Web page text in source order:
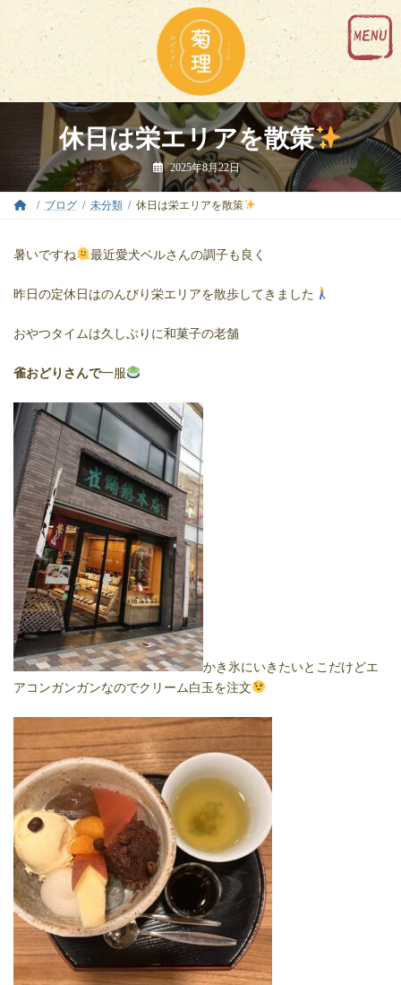
ツ
へ
ス
シ
ョ
ン
休日は栄エリアを散策
2025年8月22日
ブログ 未分類 休日は栄エリアを散策
暑いですね 最近愛犬ベルさんの調子も良く
昨日の定休日はのんびり栄エリアを散歩してきました
おやつタイムは久しぶりに和菓子の老舗
雀おどりさんで一服
かき氷にいきたいとこだけどエ
アコンガンガンなのでクリーム白玉を注文